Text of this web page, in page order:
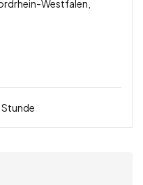
Westfalen,
Stunde